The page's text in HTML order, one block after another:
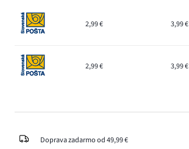
2,99 € 3,99 €
2,99 € 3,99 €
Doprava zadarmo od 49,99 €